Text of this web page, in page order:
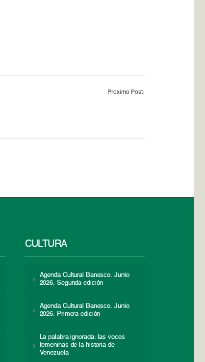
Proximo Post:
CULTURA
Agenda Cultural Banesco. Junio
2026. Segunda edición
Agenda Cultural Banesco. Junio
2026. Primera edición
La palabra ignorada: las voces
femeninas de la historia de
Venezuela